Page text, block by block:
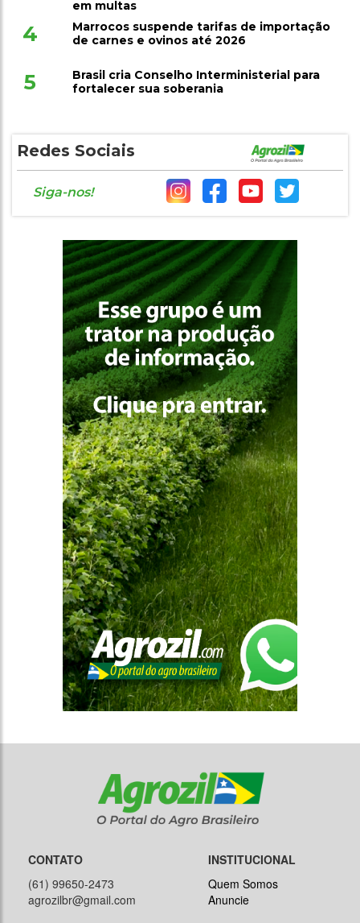
em multas
4
Marrocos suspende tarifas de importação
de carnes e ovinos até 2026
5
Brasil cria Conselho Interministerial para
fortalecer sua soberania
Redes Sociais
Siga-nos!
CONTATO
(61) 99650-2473
agrozilbr@gmail.com
INSTITUCIONAL
Quem Somos
Anuncie